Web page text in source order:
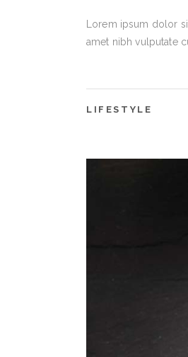
Lorem ipsum dolor
amet nibh vulputate
LIFESTYLE